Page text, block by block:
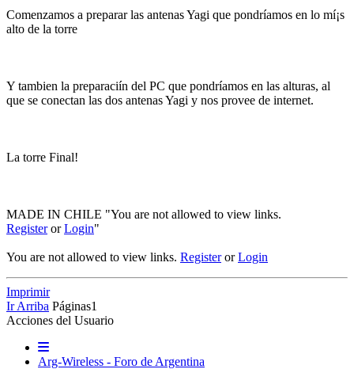
Comenzamos a preparar las antenas Yagi que pondrí­amos en lo mí¡s
alto de la torre
Y tambien la preparaciín del PC que pondrí­amos en las alturas, al
que se conectan las dos antenas Yagi y nos provee de internet.
La torre Final!
MADE IN CHILE "You are not allowed to view links.
RegisterorLogin"
You are not allowed to view links. RegisterorLogin
Imprimir
Ir Arriba Páginas1
Acciones del Usuario
Arg-Wireless - Foro de Argentina